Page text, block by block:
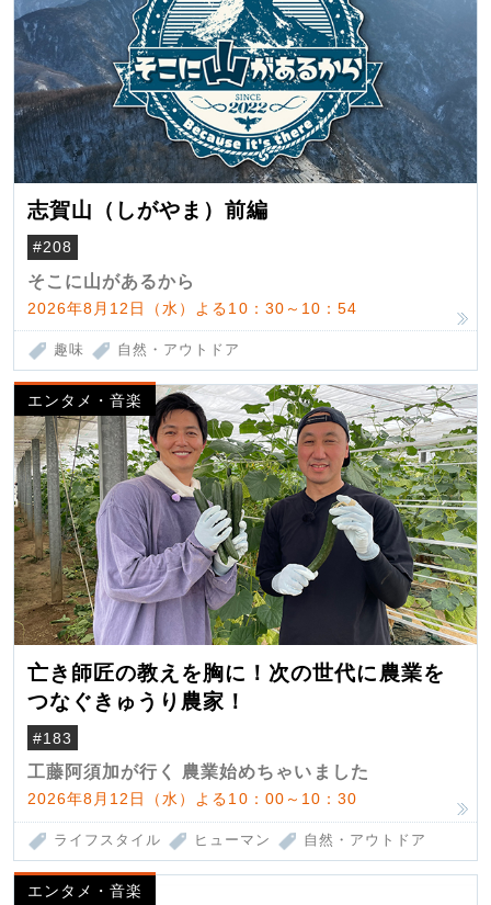
志賀山（しがやま）前編
#208
そこに山があるから
2026年8月12日（水）よる10：30～10：54
趣味 自然・アウトドア
エンタメ・音楽
亡き師匠の教えを胸に！次の世代に農業を
つなぐきゅうり農家！
#183
工藤阿須加が行く 農業始めちゃいました
2026年8月12日（水）よる10：00～10：30
ライフスタイル ヒューマン 自然・アウトドア
エンタメ・音楽